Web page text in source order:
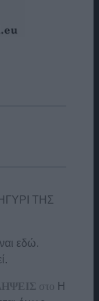
ΤΗΣ
εδώ.
στο Η